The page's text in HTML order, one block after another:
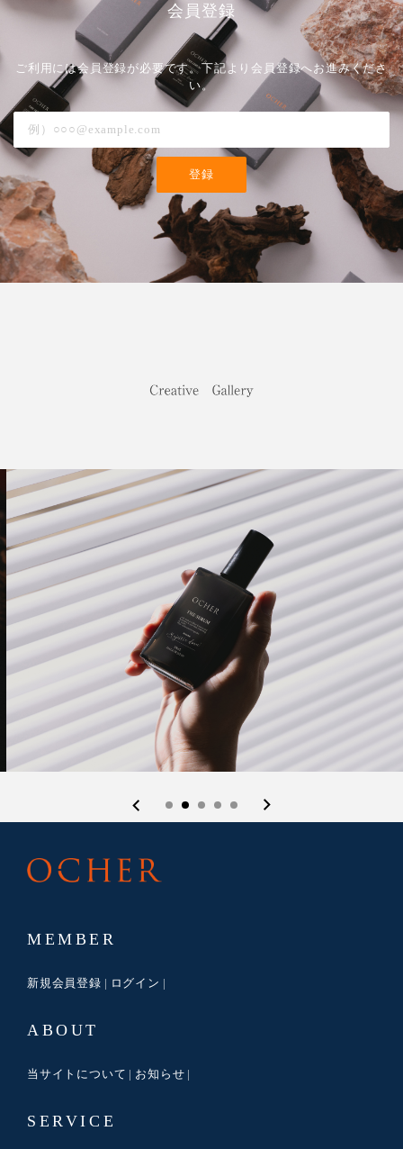
会員登録
ご利用には会員登録が必要です。下記より会員登録へお進みくださ
い。
登録
MEMBER
新規会員登録 ログイン
ABOUT
当サイトについて お知らせ
SERVICE